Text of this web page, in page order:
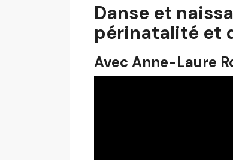
Danse et
périnatalité et
Avec Anne-Laure